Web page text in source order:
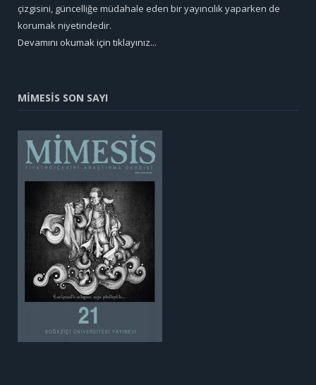
çizgisini, güncelliğe müdahale eden bir yayıncılık yaparken de
korumak niyetindedir.
Devamını okumak için tıklayınız...
MİMESİS SON SAYI